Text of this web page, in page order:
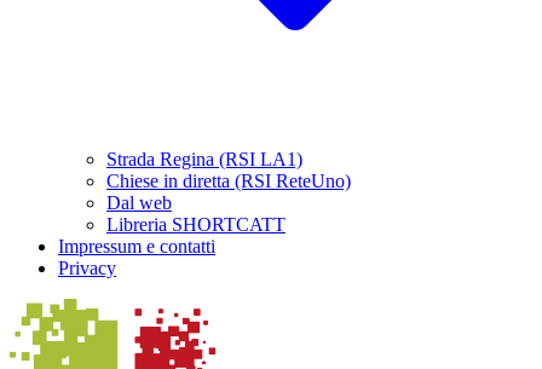
Strada Regina (RSI LA1)
Chiese in diretta (RSI ReteUno)
Dal web
Libreria SHORTCATT
Impressum e contatti
Privacy